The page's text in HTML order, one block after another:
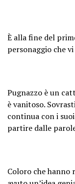
È alla fine del
personaggio che
Pugnazzo è un
è vanitoso.
continua con i
partire dalle
Coloro che hanno